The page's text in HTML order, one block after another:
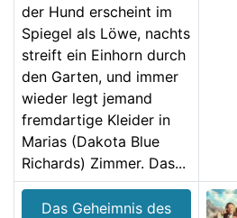
der Hund erscheint im
Spiegel als Löwe, nachts
streift ein Einhorn durch
den Garten, und immer
wieder legt jemand
fremdartige Kleider in
Marias (Dakota Blue
Richards) Zimmer. Das...
Das Geheimnis des